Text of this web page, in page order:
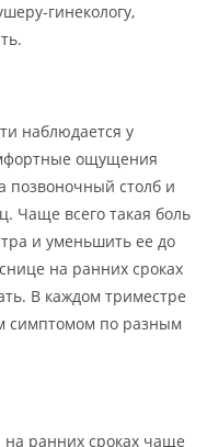
гинекологу,
наблюдается у
ощущения
позвоночный столб и
Чаще всего такая боль
и уменьшить ее до
на ранних сроках
В каждом триместре
симптомом по разным
ранних сроках чаще